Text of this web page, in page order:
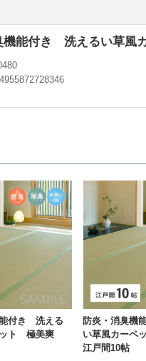
機能付き 洗えるい草
4955872728346
付き 洗える
ット 極美爽
防炎・消臭機
い草風カー
江戸間10帖